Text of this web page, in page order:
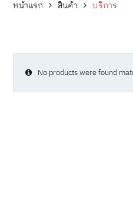
หน้าแรก สินค้า บริการ
No products were found